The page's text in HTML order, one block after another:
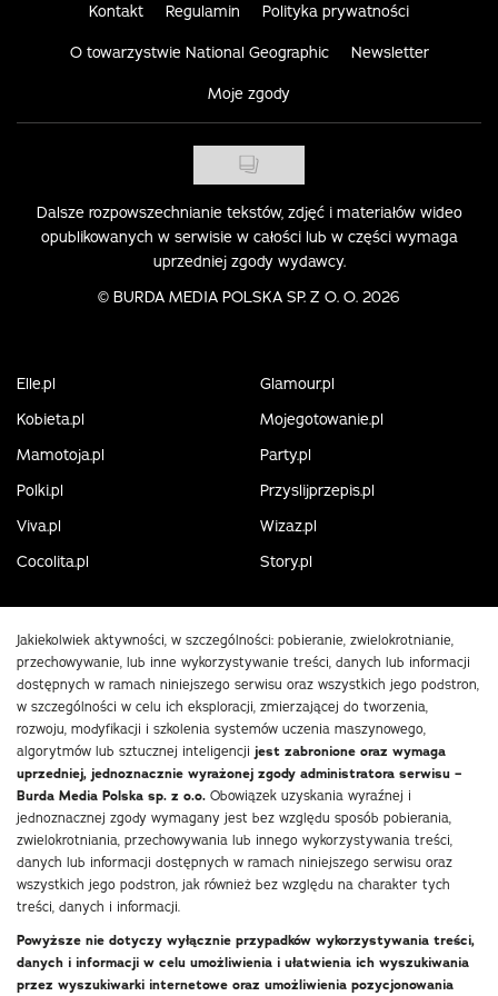
Kontakt Regulamin Polityka prywatności
O towarzystwie National Geographic Newsletter
Moje zgody
Dalsze rozpowszechnianie tekstów, zdjęć i materiałów wideo
opublikowanych w serwisie w całości lub w części wymaga
uprzedniej zgody wydawcy.
© BURDA MEDIA POLSKA SP. Z O. O. 2026
Elle.pl
Glamour.pl
Kobieta.pl
Mojegotowanie.pl
Mamotoja.pl
Party.pl
Polki.pl
Przyslijprzepis.pl
Viva.pl
Wizaz.pl
Cocolita.pl
Story.pl
Jakiekolwiek aktywności, w szczególności: pobieranie, zwielokrotnianie,
przechowywanie, lub inne wykorzystywanie treści, danych lub informacji
dostępnych w ramach niniejszego serwisu oraz wszystkich jego podstron,
w szczególności w celu ich eksploracji, zmierzającej do tworzenia,
rozwoju, modyfikacji i szkolenia systemów uczenia maszynowego,
algorytmów lub sztucznej inteligencji jest zabronione oraz wymaga
uprzedniej, jednoznacznie wyrażonej zgody administratora serwisu –
Burda Media Polska sp. z o.o. Obowiązek uzyskania wyraźnej i
jednoznacznej zgody wymagany jest bez względu sposób pobierania,
zwielokrotniania, przechowywania lub innego wykorzystywania treści,
danych lub informacji dostępnych w ramach niniejszego serwisu oraz
wszystkich jego podstron, jak również bez względu na charakter tych
treści, danych i informacji.
Powyższe nie dotyczy wyłącznie przypadków wykorzystywania treści,
danych i informacji w celu umożliwienia i ułatwienia ich wyszukiwania
przez wyszukiwarki internetowe oraz umożliwienia pozycjonowania